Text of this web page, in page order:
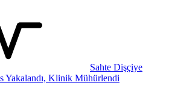
Sahte Dişçiye
Yakalandı, Klinik Mühürlendi